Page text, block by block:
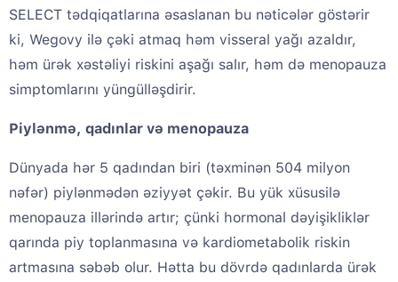
SELECT tədqiqatlarına əsaslanan bu nəticələr göstərir
ki, Wegovy ilə çəki atmaq həm visseral yağı azaldır,
həm ürək xəstəliyi riskini aşağı salır, həm də menopauza
simptomlarını yüngülləşdirir.
Piylənmə, qadınlar və menopauza
Dünyada hər 5 qadından biri (təxminən 504 milyon
nəfər) piylənmədən əziyyət çəkir. Bu yük xüsusilə
menopauza illərində artır; çünki hormonal dəyişikliklər
qarında piy toplanmasına və kardiometabolik riskin
artmasına səbəb olur. Hətta bu dövrdə qadınlarda ürək